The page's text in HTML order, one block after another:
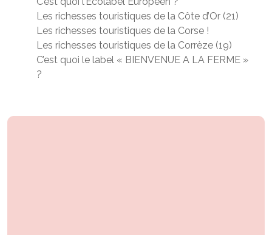
Les richesses touristiques de la Côte d’Or (21)
Les richesses touristiques de la Corse !
Les richesses touristiques de la Corrèze (19)
C’est quoi le label « BIENVENUE A LA FERME »
?